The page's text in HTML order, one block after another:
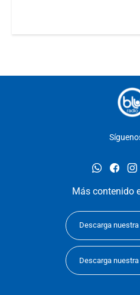
whatsapp
Más contenido
Descarga
Descarga